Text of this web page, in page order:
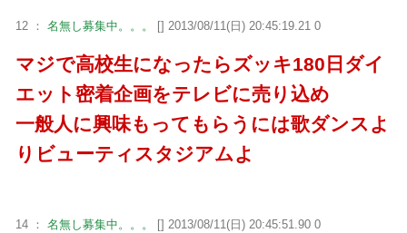
12 ： 名無し募集中。。。 [] 2013/08/11(日) 20:45:19.21 0
マジで高校生になったらズッキ180日ダイ
エット密着企画をテレビに売り込め
一般人に興味もってもらうには歌ダンスよ
りビューティスタジアムよ
14 ： 名無し募集中。。。 [] 2013/08/11(日) 20:45:51.90 0